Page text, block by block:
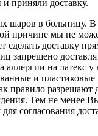
приняли доставку.
шаров в больницу.
причине мы не
сделать доставку
запрещено
аллергии на латекс у
и
правило разрешают
Тем не менее
согласования